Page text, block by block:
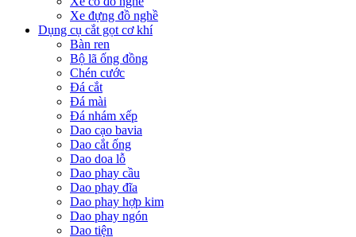
Xe đựng đồ nghề
Dụng cụ cắt gọt cơ khí
Bàn ren
Bộ lã ống đồng
Chén cước
Đá cắt
Đá mài
Đá nhám xếp
Dao cạo bavia
Dao cắt ống
Dao doa lỗ
Dao phay cầu
Dao phay đĩa
Dao phay hợp kim
Dao phay ngón
Dao tiện